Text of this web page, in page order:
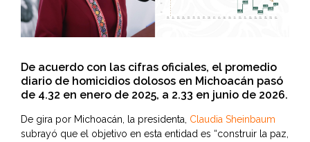
De acuerdo con las cifras oficiales, el promedio
diario de homicidios dolosos en Michoacán pasó
de 4.32 en enero de 2025, a 2.33 en junio de 2026.
De gira por Michoacán, la presidenta, Claudia Sheinbaum
subrayó que el objetivo en esta entidad es “construir la paz,